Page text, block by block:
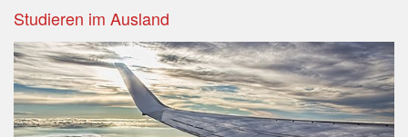
Studieren im Ausland